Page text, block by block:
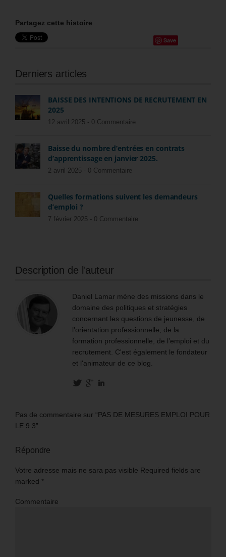
Partagez cette histoire
Save
Derniers articles
BAISSE DES INTENTIONS DE RECRUTEMENT EN
2025
12 avril 2025 - 0 Commentaire
Baisse du nombre d’entrées en contrats
d’apprentissage en janvier 2025.
2 avril 2025 - 0 Commentaire
Quelles formations suivent les demandeurs
d’emploi ?
7 février 2025 - 0 Commentaire
Description de l'auteur
Daniel Lamar mène des missions dans le
domaine des politiques et stratégies
concernant les questions de jeunesse, de
l’orientation professionnelle, de la
formation professionnelle, de l’emploi et du
recrutement. C'est également le fondateur
et l'animateur de ce blog.
Pas de commentaire sur “PAS DE MESURES EMPLOI POUR
LE 9.3”
Répondre
Votre adresse mais ne sara pas visible Required fields are
marked *
Commentaire